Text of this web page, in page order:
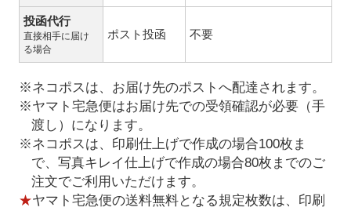
投函代行
直接相手に届け
る場合
ポスト投函 不要
※ネコポスは、お届け先のポストへ配達されます。
※ヤマト宅急便はお届け先での受領確認が必要（手
渡し）になります。
※ネコポスは、印刷仕上げで作成の場合100枚ま
で、写真キレイ仕上げで作成の場合80枚までのご
注文でご利用いただけます。
★ヤマト宅急便の送料無料となる規定枚数は、印刷